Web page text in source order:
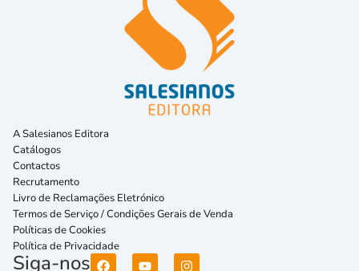
A Salesianos Editora
Catálogos
Contactos
Recrutamento
Livro de Reclamações Eletrónico
Termos de Serviço / Condições Gerais de Venda
Políticas de Cookies
Política de Privacidade
Siga-nos